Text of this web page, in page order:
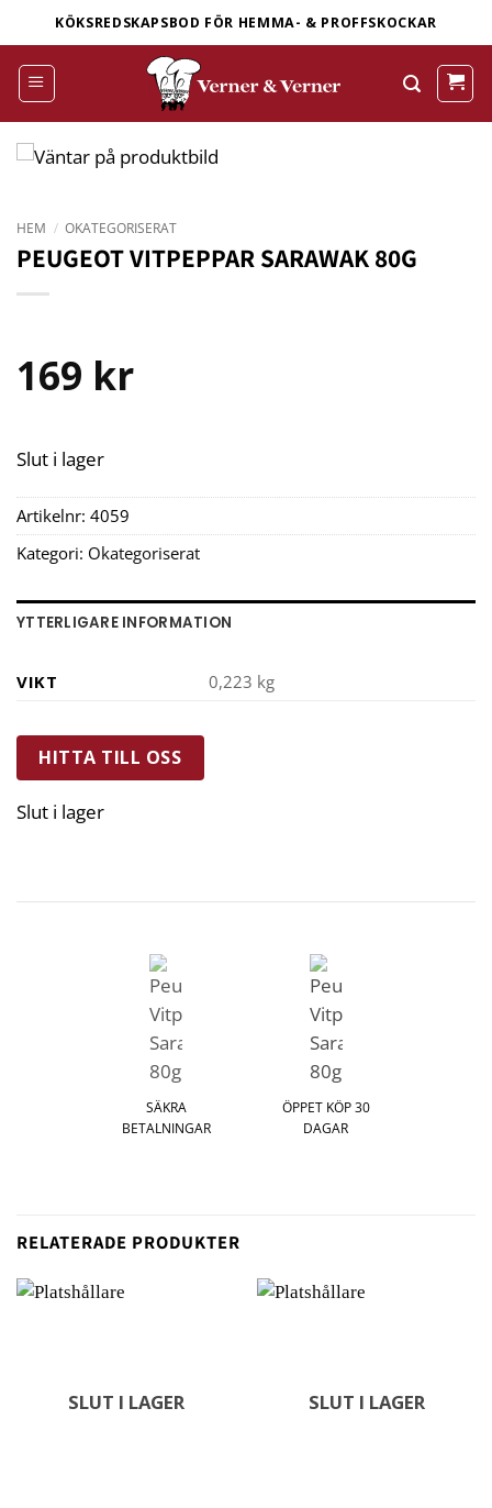
to
content
KÖKSREDSKAPSBOD FÖR HEMMA- & PROFFSKOCKAR
HEM / OKATEGORISERAT
PEUGEOT VITPEPPAR SARAWAK 80G
169 kr
Slut i lager
Artikelnr: 4059
Kategori: Okategoriserat
YTTERLIGARE INFORMATION
VIKT 0,223 kg
HITTA TILL OSS
Slut i lager
SÄKRA
BETALNINGAR
ÖPPET KÖP 30
DAGAR
RELATERADE PRODUKTER
SLUT I LAGER SLUT I LAGER